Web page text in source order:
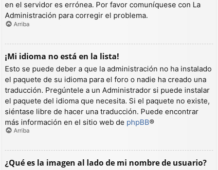
en el servidor es errónea. Por favor comuníquese con La
Administración para corregir el problema.
Arriba
¡Mi idioma no está en la lista!
Esto se puede deber a que la administración no ha instalado
el paquete de su idioma para el foro o nadie ha creado una
traducción. Pregúntele a un Administrador si puede instalar
el paquete del idioma que necesita. Si el paquete no existe,
siéntase libre de hacer una traducción. Puede encontrar
más información en el sitio web de phpBB®
Arriba
¿Qué es la imagen al lado de mi nombre de usuario?